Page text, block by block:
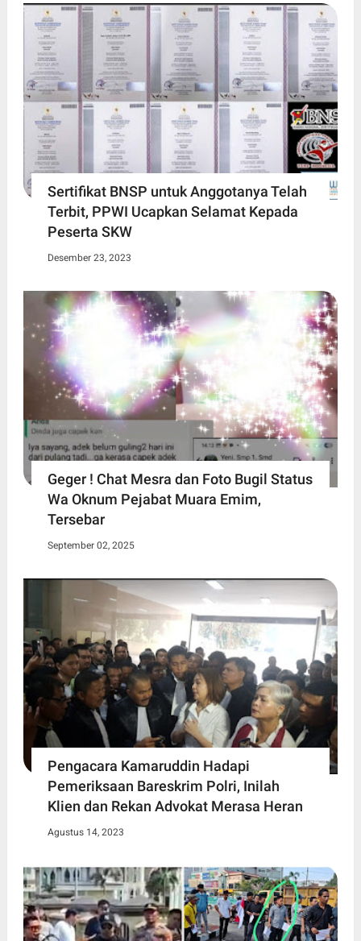
Sertifikat BNSP untuk Anggotanya Telah
Terbit, PPWI Ucapkan Selamat Kepada
Peserta SKW
Desember 23, 2023
Geger ! Chat Mesra dan Foto Bugil Status
Wa Oknum Pejabat Muara Emim,
Tersebar
September 02, 2025
Pengacara Kamaruddin Hadapi
Pemeriksaan Bareskrim Polri, Inilah
Klien dan Rekan Advokat Merasa Heran
Agustus 14, 2023